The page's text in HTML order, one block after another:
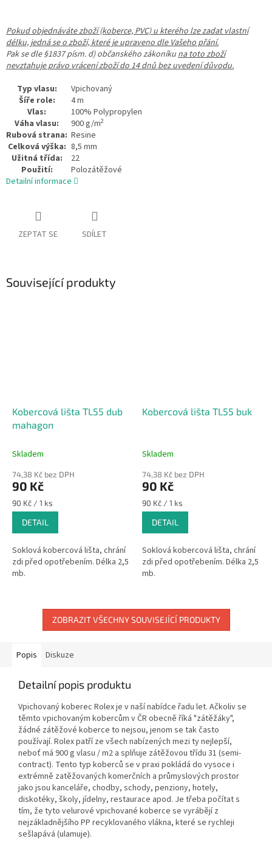
Pokud objednáváte zboží (koberce, PVC) u kterého lze zadat vlastní
délku, jedná se o zboží, které je upraveno dle Vašeho přání.
Pak se dle §1837 písm. d) občanského zákoníku na toto zboží
nevztahuje právo vrácení zboží do 14 dnů bez uvedení důvodu.
Typ vlasu:
Vpichovaný
Šíře role:
4 m
Vlas:
100% Polypropylen
Váha vlasu:
900 g/m2
Rubová strana: Resine
Celková výška: 8,5 mm
Užitná třída:
22
Použití:
Polozátěžové
Detailní informace
ZEPTAT SE SDÍLET
Související produkty
Kobercová lišta TL55 dub
mahagon
Skladem
74,38 Kč bez DPH
90 Kč
Měrná
cena:
90 Kč / 1 ks
DETAIL
Soklová kobercová lišta, chrání
zdi před opotřebením. Délka 2,5
mb.
Kobercová lišta TL55 buk
Skladem
74,38 Kč bez DPH
90 Kč
Měrná
cena:
90 Kč / 1 ks
DETAIL
Soklová kobercová lišta, chrání
zdi před opotřebením. Délka 2,5
mb.
ZOBRAZIT VŠECHNY SOUVISEJÍCÍ PRODUKTY
Popis Diskuze
Detailní popis produktu
Vpichovaný koberec Rolex je v naší nabídce řadu let. Ačkoliv se
těmto vpichovaným kobercům v ČR obecně říká "zátěžáky",
žádné zátěžové koberce to nejsou, jenom se tak často
používají. Rolex patří ze všech nabízených mezi ty nejlepší,
neboť má 900 g vlasu / m2 a splňuje zátěžovou třídu 31 (semi-
contract). Tento typ koberců se v praxi pokládá do vysoce i
extrémně zatěžovaných komerčních a průmyslových prostor
jako jsou kanceláře, chodby, schody, penziony, hotely,
diskotéky, školy, jídelny, restaurace apod. Je třeba počítat s
tím, že tyto velurové vpichované koberce se vyrábějí z
nejzákladnějšího PP recyklovaného vlákna, které se rychleji
sešlapává (ulamuje).